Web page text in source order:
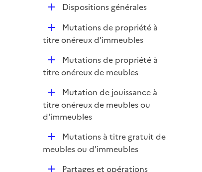
p
l
i
e
r
D
l
r
Dispositions générales
D
é
i
Mutations de propriété à
titre onéreux d'immeubles
D
é
i
e
Mutations de propriété à
titre onéreux de meubles
D
é
p
e
Mutation de jouissance à
titre onéreux de meubles ou
d'immeubles
D
é
Mutations à titre gratuit de
meubles ou d'immeubles
DPartages et opérations